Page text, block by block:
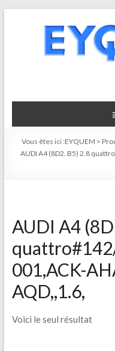
Vous êtes ici :EYQUEM >
AUDI A4 (8D2. B5) 2.8
AUDI A4
001,ACK-
AQD,,1.6,
Voici le seul résultat